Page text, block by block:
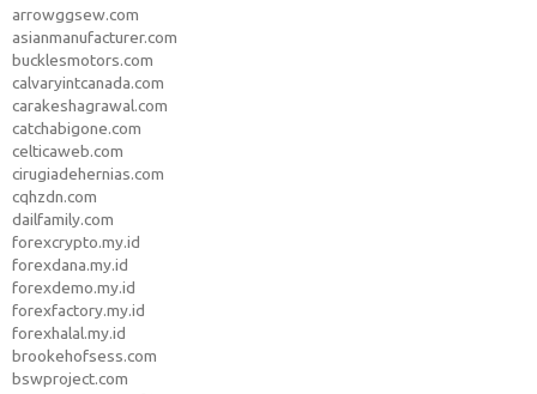
arrowggsew.com
asianmanufacturer.com
bucklesmotors.com
calvaryintcanada.com
carakeshagrawal.com
catchabigone.com
celticaweb.com
cirugiadehernias.com
cqhzdn.com
dailfamily.com
forexcrypto.my.id
forexdana.my.id
forexdemo.my.id
forexfactory.my.id
forexhalal.my.id
brookehofsess.com
bswproject.com